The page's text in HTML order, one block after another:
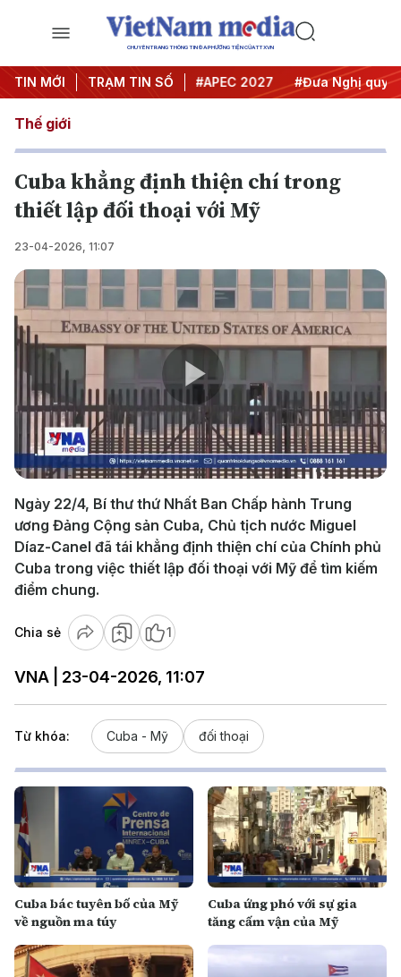
CHUYÊN TRANG THÔNG TIN ĐA PHƯƠNG TIỆN CỦA TTXVN
TIN MỚI TRẠM TIN SỐ
#Hội nghị Trung ương 3 #APEC 2027 #Đưa Nghị quyết
Thế giới
Cuba khẳng định thiện chí trong
thiết lập đối thoại với Mỹ
23-04-2026, 11:07
Play
Video
Ngày 22/4, Bí thư thứ Nhất Ban Chấp hành Trung
ương Đảng Cộng sản Cuba, Chủ tịch nước Miguel
Díaz-Canel đã tái khẳng định thiện chí của Chính phủ
Cuba trong việc thiết lập đối thoại với Mỹ để tìm kiếm
điểm chung.
Chia sẻ 1
VNA | 23-04-2026, 11:07
Từ khóa: Cuba - Mỹ đối thoại
Cuba bác tuyên bố của Mỹ
về nguồn ma túy
Cuba ứng phó với sự gia
tăng cấm vận của Mỹ